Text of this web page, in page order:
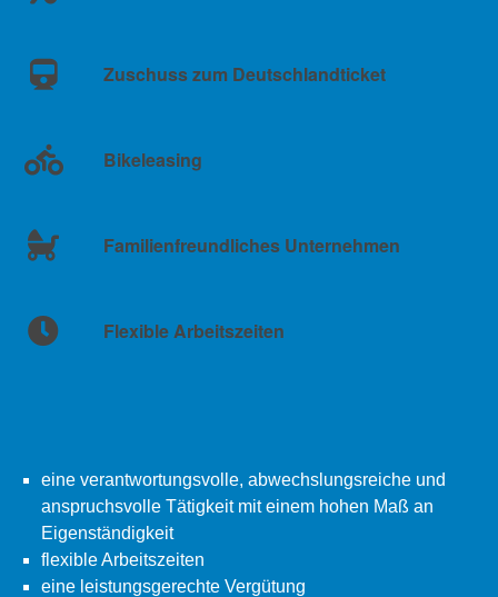
Zuschuss zum Deutschlandticket
Bikeleasing
Familienfreundliches Unternehmen
Flexible Arbeitszeiten
eine verantwortungsvolle, abwechslungsreiche und
anspruchsvolle Tätigkeit mit einem hohen Maß an
Eigenständigkeit
flexible Arbeitszeiten
eine leistungsgerechte Vergütung